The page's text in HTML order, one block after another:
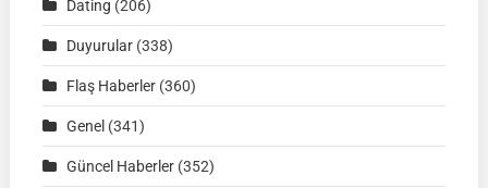
Ürünlü-
İSİM
Dating (206)
Duyurular(338)
Flaş Haberler(360)
Genel (341)
Güncel Haberler(352)